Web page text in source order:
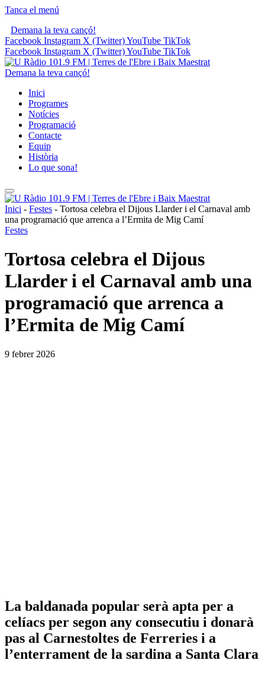
Tanca el menú
Demana la teva cançó!
Facebook Instagram X (Twitter)YouTube TikTok
Facebook Instagram X (Twitter)YouTube TikTok
Demana la teva cançó!
Inici
Programes
Notícies
Programació
Contacte
Equip
Història
Lo que sona!
Inici - Festes - Tortosa celebra el Dijous Llarder i el Carnaval amb
una programació que arrenca a l’Ermita de Mig Camí
Festes
Tortosa celebra el Dijous
Llarder i el Carnaval amb una
programació que arrenca a
l’Ermita de Mig Camí
9 febrer 2026
La baldanada popular serà apta per a
celíacs per segon any consecutiu i donarà
pas al Carnestoltes de Ferreries i a
l’enterrament de la sardina a Santa Clara